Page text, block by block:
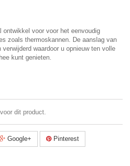
ontwikkel voor voor het eenvoudig
zoals thermoskannen. De aanslag van
waardoor u opnieuw ten volle
kunt genieten.
dit product.
Google+ Pinterest